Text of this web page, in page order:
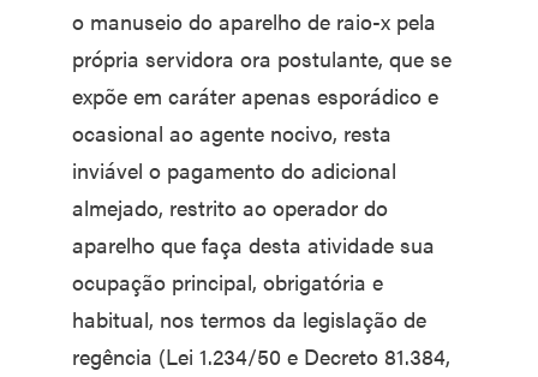
o manuseio do aparelho de raio-x pela
própria servidora ora postulante, que se
expõe em caráter apenas esporádico e
ocasional ao agente nocivo, resta
inviável o pagamento do adicional
almejado, restrito ao operador do
aparelho que faça desta atividade sua
ocupação principal, obrigatória e
habitual, nos termos da legislação de
regência (Lei 1.234/50 e Decreto 81.384,